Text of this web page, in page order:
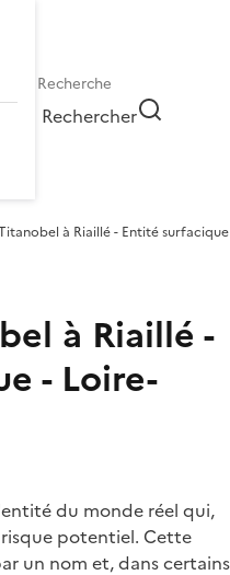
Rechercher
à Riaillé - Entité surfacique
à Riaillé -
- Loire-
du monde réel qui,
potentiel. Cette
un nom et, dans certains